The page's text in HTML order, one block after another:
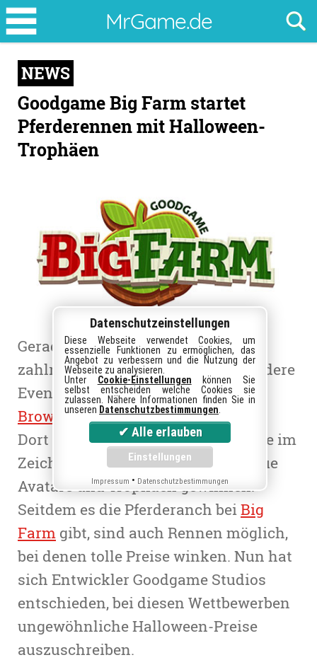
MrGame.de
Goodgame
Big
Farm
startet
Pferderennen
mit
Halloween-
NEWS
Goodgame Big Farm startet
Pferderennen mit Halloween-
Trophäen
Gerade zu Halloween finden bei
zahlreichen Browserspielen besondere
Events statt. Dies gilt auch für das
BrowsergameGoodgame Big Farm.
Dort könnt ihr bei Pferderennen, die im
Zeichen von Halloween stehen, neue
Avatare und Trophäen gewinnen.
Seitdem es die Pferderanch beiBig
Farm gibt, sind auch Rennen möglich,
bei denen tolle Preise winken. Nun hat
sich Entwickler Goodgame Studios
entschieden, bei diesen Wettbewerben
ungewöhnliche Halloween-Preise
auszuschreiben.
Datenschutzeinstellungen
Diese Webseite verwendet Cookies, um
essenzielle Funktionen zu ermöglichen, das
Angebot zu verbessern und die Nutzung der
Webseite zu analysieren.
Unter Cookie-Einstellungen können Sie
selbst entscheiden welche Cookies sie
zulassen. Nähere Informationen finden Sie in
unseren Datenschutzbestimmungen
Impressum • Datenschutzbestimmungen